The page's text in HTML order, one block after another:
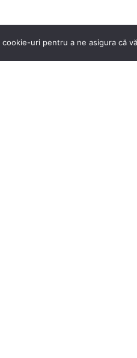
cookie-uri pentru a ne asigura că